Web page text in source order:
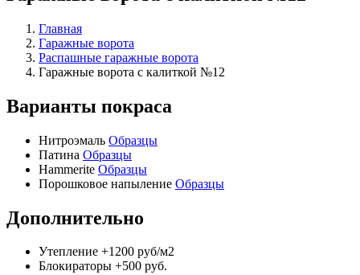
Главная
Гаражные ворота
Распашные гаражные ворота
Гаражные ворота с калиткой №12
Варианты покраса
Нитроэмаль Образцы
Патина Образцы
Hammerite Образцы
Порошковое напыление Образцы
Дополнительно
Утепление +1200 руб/м2
Блокираторы +500 руб.